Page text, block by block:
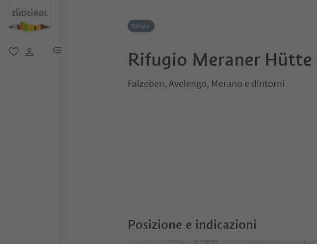
menu link
Rifugio
Rifugio Meraner Hütte
Falzeben, Avelengo, Merano e dintorni
Posizione e indicazioni